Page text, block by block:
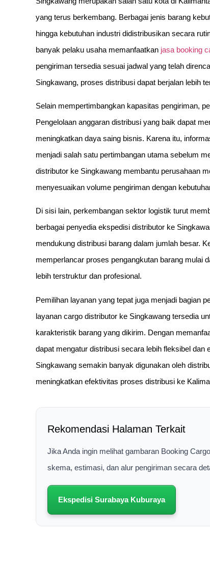
yang terus berkembang. Berbagai jenis barang
hingga kebutuhan industri didistribusikan secara
banyak pelaku usaha memanfaatkan jasa booking
pengiriman tersedia sesuai jadwal yang telah
Singkawang, proses distribusi dapat berjalan lebih
Selain mempertimbangkan kapasitas pengiriman,
Pengelolaan anggaran distribusi yang baik dapat
meningkatkan daya saing bisnis. Karena itu,
menjadi salah satu pertimbangan utama sebelum
distributor ke Singkawang membantu perusahaan
menyesuaikan volume pengiriman dengan
Di sisi lain, perkembangan sektor logistik turut
berbagai penyedia ekspedisi distributor ke
mendukung distribusi barang dalam jumlah besar.
memperlancar proses pengangkutan barang mulai
lebih terstruktur dan profesional.
Pemilihan layanan yang tepat juga menjadi bagian
layanan cargo distributor ke Singkawang tersedia
karakteristik barang yang dikirim. Dengan
dapat mengatur distribusi secara lebih fleksibel dan
Singkawang semakin banyak digunakan oleh
meningkatkan efektivitas proses distribusi ke
Rekomendasi Halaman Terkait
Jika Anda ingin melihat gambaran Booking
skema, estimasi, dan alur pengiriman secara
Ekspedisi Surabaya Kuburaya